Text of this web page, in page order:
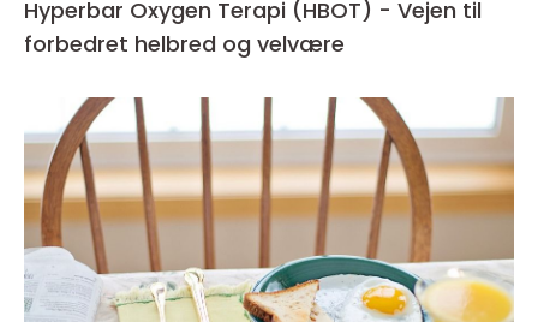
Hyperbar Oxygen Terapi (HBOT) - Vejen til
forbedret helbred og velvære